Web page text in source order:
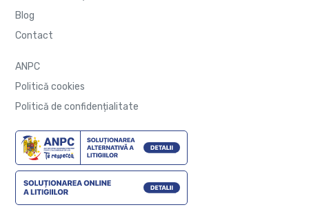
Blog
Contact
ANPC
Politică cookies
Politică de confidențialitate